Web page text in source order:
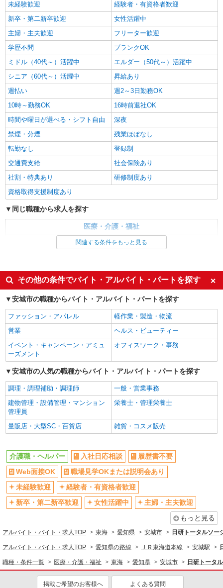
派遣社員
株式会社kotrio /●NG-H-2093135
高浜港駅★未経験OKの人間関係に悩まない職
場へ★サ高住スタッフ
時給1500円〜2125円 ＜日払い有/週払い有/交
通費全支給(ガソリン代含む)＞
高浜市
キープ 詳細を見る
派遣社員
株式会社kotrio /●NG-H-2093122
安城駅★未経験OKの人間関係に悩まない職場
へ★サ高住スタッフ
時給1500円〜2125円 ＜日払い有/週払い有/交
通費全支給(ガソリン代含む)＞
安城市
キープ
株式会社kotrio /●NG-H-2030093
時給1400円〜 ＜日払い有/週払い有/交通費全
支給(ガソリン代含む)＞
安城市
キープ 詳細を見る
株式会社kotrio /●NG-H-2029537
安城駅｜リハビリ補助などのデイサービス
STAFF♪未経験OK
時給1500円〜2125円 ＜日払い有/週払い有/交
通費全支給(ガソリン代含む)＞
安城市
キープ 詳細を見る
派遣社員
株式会社kotrio /●NG-H-2030689
毎日通うのが楽しみになる＊ホテルのような美
しいサ高住のSTAFF
時給1500円〜2125円 ＜日払い有/週払い有/交
通費全支給(ガソリン代含む)＞
キープ 詳細を見る
派遣社員
株式会社ブレイブ（マイナビグループ）/MD23
介護スタッフ ◆デイサービス、サービス付き
未経験歓迎
経験者・有資格者歓迎
新卒・第二新卒歓迎
女性活躍中
主婦・主夫歓迎
フリーター歓迎
学歴不問
ブランクOK
ミドル（40代～）活躍中
エルダー（50代～）活躍中
シニア（60代～）活躍中
昇給あり
週払い
週2～3日勤務OK
10時～勤務OK
16時前退社OK
時間や曜日が選べる・シフト自由
深夜
禁煙・分煙
残業ほぼなし
転勤なし
登録制
交通費支給
社会保険あり
社割・特典あり
研修制度あり
資格取得支援制度あり
同じ職種から求人を探す
医療・介護・福祉
未経験歓迎
ミドル（40代～）活躍中
週2～3日勤務OK
深夜
交通費支給
社会保険あり
関連する条件をもっと見る
その他の条件でバイト・アルバイト・パートを探す
安城市の職種からバイト・アルバイト・パートを探す
ファッション・アパレル
軽作業・製造・物流
営業
ヘルス・ビューティー
イベント・キャンペーン・アミュ
ーズメント
オフィスワーク・事務
安城市の人気の職種からバイト・アルバイト・パートを探す
調理・調理補助・調理師
一般・営業事務
建物管理・設備管理・マンション
管理員
栄養士・管理栄養士
量販店・大型SC・百貨店 雑貨・コスメ販売
介護職・ヘルパー 入社日応相談
履歴書不要
Web面接OK
職場見学OKまたは説明会あり
未経験歓迎
経験者・有資格者歓迎
新卒・第二新卒歓迎
女性活躍中
主婦・主夫歓迎
もっと見る
アルバイト・バイト・求人TOP 東海 愛知県 安城市 日研トータルソ
アルバイト・バイト・求人TOP 愛知県の路線 ＪＲ東海道本線 安城駅
職種・条件一覧 医療・介護・福祉 東海 愛知県 安城市 日研トータ
掲載ご希望のお客様へ よくある質問